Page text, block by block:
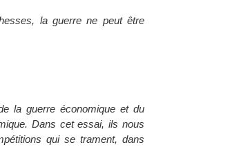
la guerre ne peut être
la guerre économique et du
Dans cet essai, ils nous
qui se trament, dans